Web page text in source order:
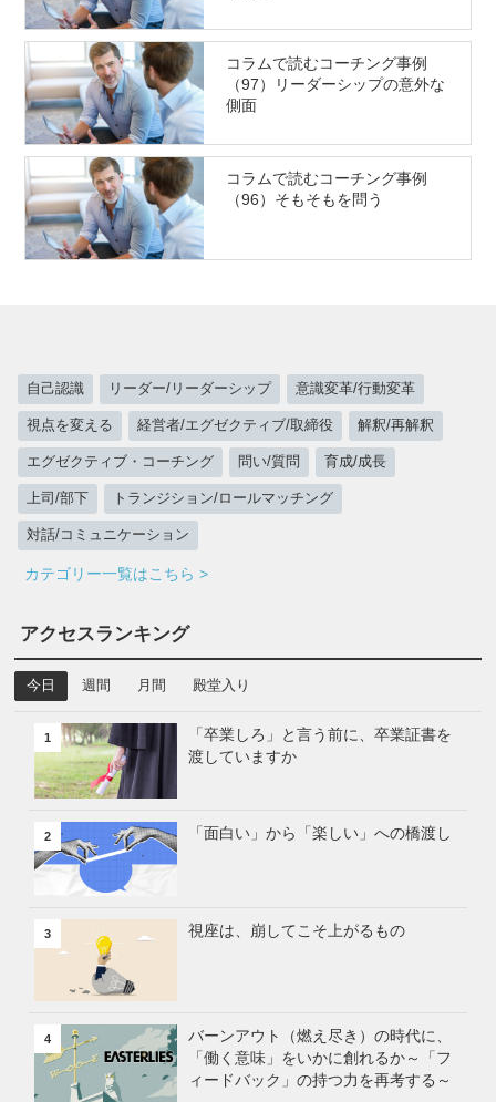
コラムで読むコーチング事例
（97）リーダーシップの意外な
側面
コラムで読むコーチング事例
（96）そもそもを問う
自己認識 リーダー/リーダーシップ 意識変革/行動変革
視点を変える 経営者/エグゼクティブ/取締役 解釈/再解釈
エグゼクティブ・コーチング 問い/質問 育成/成長
上司/部下 トランジション/ロールマッチング
対話/コミュニケーション
カテゴリー一覧はこちら >
アクセスランキング
今日 週間 月間 殿堂入り
1
「卒業しろ」と言う前に、卒業証書を
渡していますか
2 「面白い」から「楽しい」への橋渡し
3 視座は、崩してこそ上がるもの
4
バーンアウト（燃え尽き）の時代に、
「働く意味」をいかに創れるか～「フ
ィードバック」の持つ力を再考する～